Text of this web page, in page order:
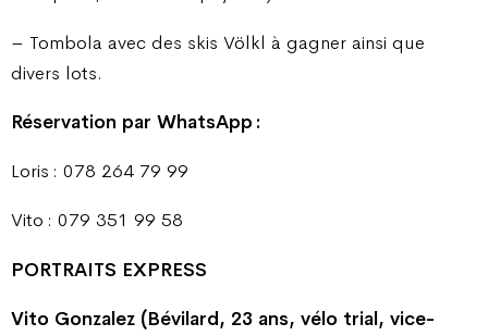
– Tombola avec des skis Völkl à gagner ainsi que
divers lots.
Réservation par WhatsApp :
Loris : 078 264 79 99
Vito : 079 351 99 58
PORTRAITS EXPRESS
Vito Gonzalez (Bévilard, 23 ans, vélo trial, vice-